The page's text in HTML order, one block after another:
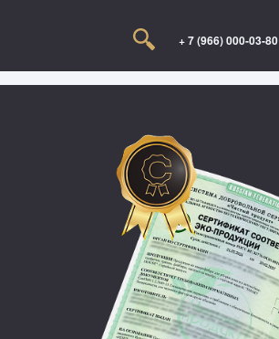
+ 7 (966) 000-03-80